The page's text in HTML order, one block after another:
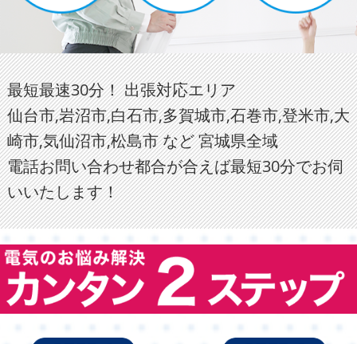
最短最速30分！ 出張対応エリア
仙台市,岩沼市,白石市,多賀城市,石巻市,登米市,大
崎市,気仙沼市,松島市 など 宮城県全域
電話お問い合わせ都合が合えば最短30分でお伺
いいたします！